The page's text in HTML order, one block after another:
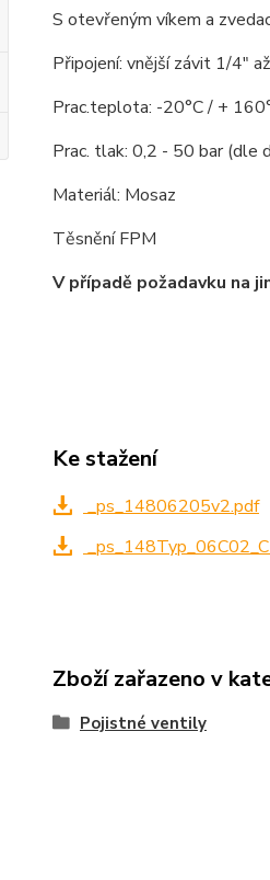
S otevřeným víkem a
Připojení: vnější závit 1/4"
Prac.teplota: -20°C / +
Prac. tlak: 0,2 - 50 bar (dle
Materiál: Mosaz
Těsnění FPM
V případě požadavku na
Ke stažení
_ps_14806205v2.pdf
Zboží zařazeno v
Pojistné ventily